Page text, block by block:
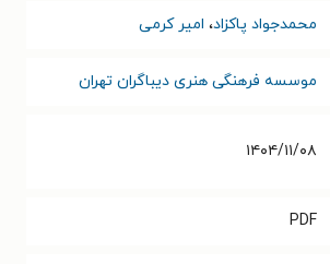
محمدجواد پاکزاد، امیر کرمی
موسسه فرهنگی هنری دیباگران تهران
۱۴۰۴/۱۱/۰۸
PDF